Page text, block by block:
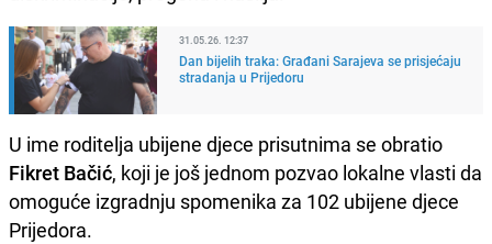
31.05.26. 12:37
Dan bijelih traka: Građani Sarajeva se prisjećaju
stradanja u Prijedoru
U ime roditelja ubijene djece prisutnima se obratio
Fikret Bačić, koji je još jednom pozvao lokalne vlasti da
omoguće izgradnju spomenika za 102 ubijene djece
Prijedora.